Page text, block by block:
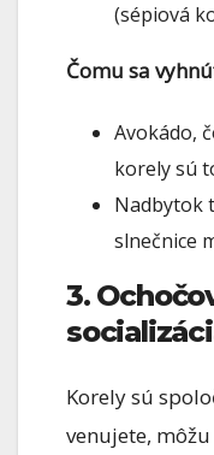
(sépiová
Čomu sa
Avokádo,
korely sú
Nadbytok
slnečnice
3.
Korely sú
venujete,